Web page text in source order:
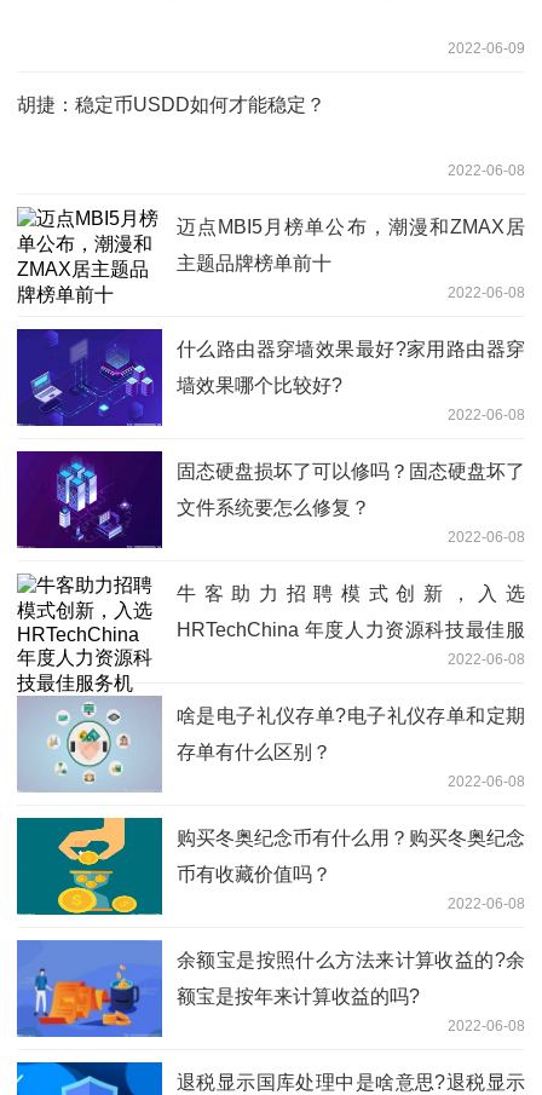
2022-06-09
胡捷：稳定币USDD如何才能稳定？
2022-06-08
迈点MBI5月榜单公布，潮漫和ZMAX居
主题品牌榜单前十
2022-06-08
什么路由器穿墙效果最好?家用路由器穿
墙效果哪个比较好?
2022-06-08
固态硬盘损坏了可以修吗？固态硬盘坏了
文件系统要怎么修复？
2022-06-08
牛客助力招聘模式创新，入选
HRTechChina 年度人力资源科技最佳服
2022-06-08
啥是电子礼仪存单?电子礼仪存单和定期
存单有什么区别？
2022-06-08
购买冬奥纪念币有什么用？购买冬奥纪念
币有收藏价值吗？
2022-06-08
余额宝是按照什么方法来计算收益的?余
额宝是按年来计算收益的吗?
2022-06-08
退税显示国库处理中是啥意思?退税显示